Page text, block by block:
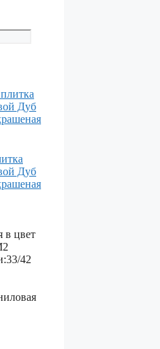
Дуб
в цвет
33/42